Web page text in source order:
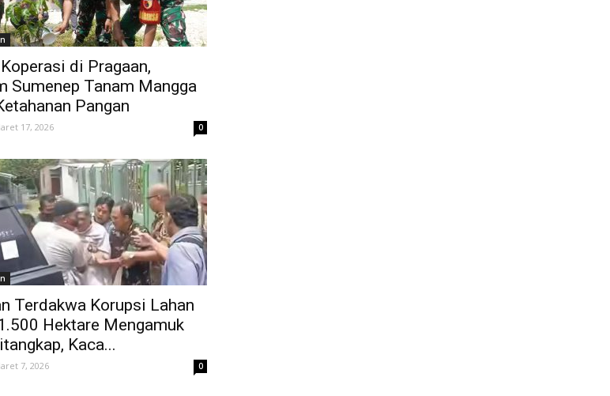
di Pragaan,
Sumenep Tanam Mangga
Pangan
17, 2026 0
Terdakwa Korupsi Lahan
Hektare Mengamuk
Kaca...
7, 2026 0